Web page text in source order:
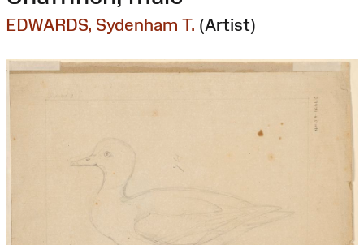
EDWARDS, Sydenham T. (Artist)